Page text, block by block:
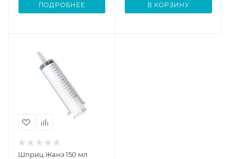
ПОДРОБНЕЕ В КОРЗИНУ
Шприц Жанэ 150 мл